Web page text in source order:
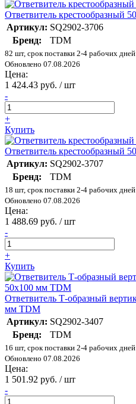
Ответвитель крестообразный
Артикул: SQ2902-3706
Бренд:
TDM
82 шт, срок поставки 2-4 рабочих дней
Обновлено 07.08.2026
Цена:
1 424.43 руб. / шт
-
+
Купить
Ответвитель крестообразный
Артикул: SQ2902-3707
Бренд:
TDM
18 шт, срок поставки 2-4 рабочих дней
Обновлено 07.08.2026
Цена:
1 488.69 руб. / шт
-
+
Купить
Ответвитель Т-образный
мм TDM
Артикул: SQ2902-3407
Бренд:
TDM
16 шт, срок поставки 2-4 рабочих дней
Обновлено 07.08.2026
Цена:
1 501.92 руб. / шт
-